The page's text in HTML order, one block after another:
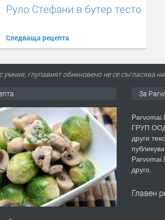
Руло Стефани в бутер тесто
Следваща рецепта
умния, глупавият обикновено не се съгласява
За
ГРУП
други
друго.
Главен